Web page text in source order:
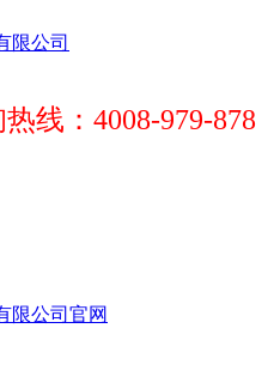
线：4008-979-878